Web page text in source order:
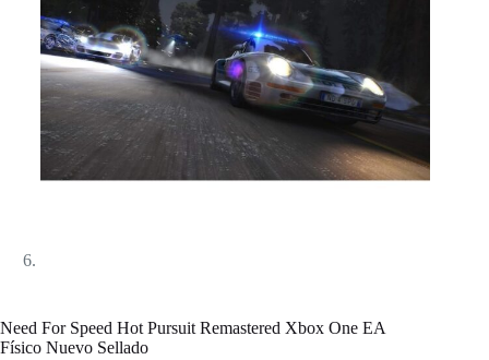
Need For Speed Hot Pursuit Remastered Xbox One EA
Físico Nuevo Sellado